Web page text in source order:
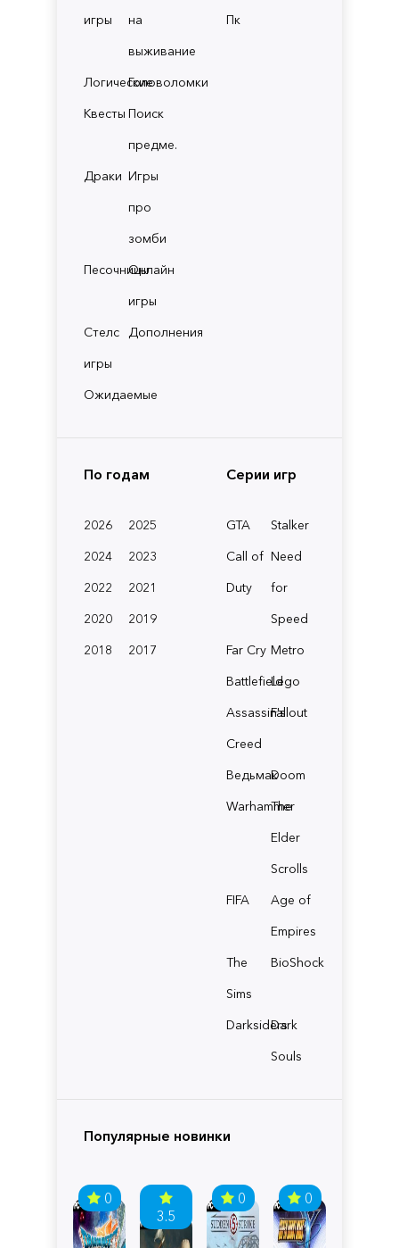
игры
на
выживание
ЛогическиеГоловоломки
Квесты Поиск
предме.
Драки Игры
про
зомби
ПесочницыОнлайн
игры
Стелс
игры
Дополнения
Ожидаемые
Пк
По годам
2026
2025
2024
2023
2022
2021
2020
2019
2018
2017
Серии игр
GTA
Stalker
Call of
Duty
Need
for
Speed
Far Cry Metro
BattlefieldLego
Assassin's
Creed
Fallout
ВедьмакDoom
Warhammer
The
Elder
Scrolls
FIFA
Age of
Empires
The
Sims
BioShock
Darksiders
Dark
Souls
Популярные новинки
0
3.5
0 0